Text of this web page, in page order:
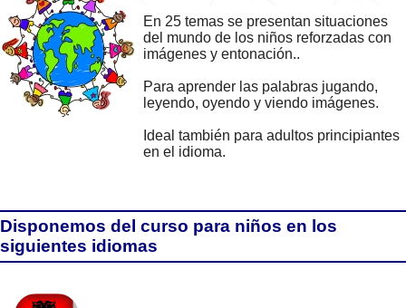
En 25 temas se presentan situaciones
del mundo de los niños reforzadas con
imágenes y entonación..
Para aprender las palabras jugando,
leyendo, oyendo y viendo imágenes.
Ideal también para adultos principiantes
en el idioma.
Disponemos del curso para niños en los
siguientes idiomas